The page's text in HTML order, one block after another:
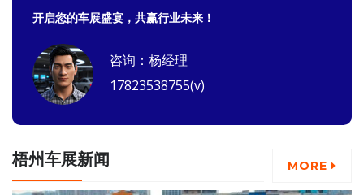
开启您的车展盛宴，共赢行业未来！
咨询：杨经理
17823538755(v)
梧州车展新闻 MORE